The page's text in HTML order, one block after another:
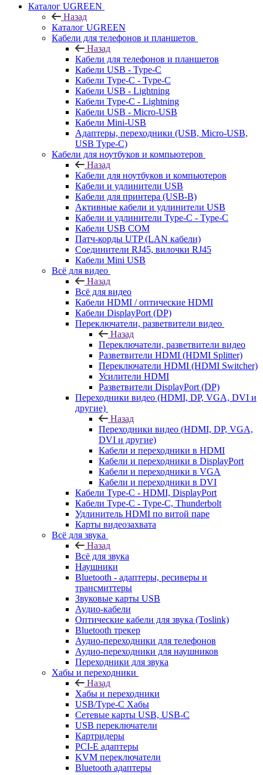
Каталог UGREEN
Назад
Каталог UGREEN
Кабели для телефонов и планшетов
Назад
Кабели для телефонов и планшетов
Кабели USB - Type-C
Кабели Type-C - Type-C
Кабели USB - Lightning
Кабели Type-C - Lightning
Кабели USB - Micro-USB
Кабели Mini-USB
Адаптеры, переходники (USB, Micro-USB,
USB Type-C)
Кабели для ноутбуков и компьютеров
Назад
Кабели для ноутбуков и компьютеров
Кабели и удлинители USB
Кабели для принтера (USB-B)
Активные кабели и удлинители USB
Кабели и удлинители Type-C - Type-C
Кабели USB COM
Патч-корды UTP (LAN кабели)
Соединители RJ45, вилочки RJ45
Кабели Mini USB
Всё для видео
Назад
Всё для видео
Кабели HDMI / оптические HDMI
Кабели DisplayPort (DP)
Переключатели, разветвители видео
Назад
Переключатели, разветвители видео
Разветвители HDMI (HDMI Splitter)
Переключатели HDMI (HDMI Switcher)
Усилители HDMI
Разветвители DisplayPort (DP)
Переходники видео (HDMI, DP, VGA, DVI и
другие)
Назад
Переходники видео (HDMI, DP, VGA,
DVI и другие)
Кабели и переходники в HDMI
Кабели и переходники в DisplayPort
Кабели и переходники в VGA
Кабели и переходники в DVI
Кабели Type-C - HDMI, DisplayPort
Кабели Type-C - Type-C, Thunderbolt
Удлинитель HDMI по витой паре
Карты видеозахвата
Всё для звука
Назад
Всё для звука
Наушники
Bluetooth - адаптеры, ресиверы и
трансмиттеры
Звуковые карты USB
Аудио-кабели
Оптические кабели для звука (Toslink)
Bluetooth трекер
Аудио-переходники для телефонов
Аудио-переходники для наушников
Переходники для звука
Хабы и переходники
Назад
Хабы и переходники
USB/Type-C Хабы
Сетевые карты USB, USB-C
USB переключатели
Картридеры
PCI-E адаптеры
KVM переключатели
Bluetooth адаптеры